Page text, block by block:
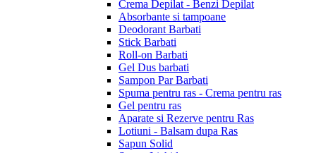
Crema Depilat - Benzi Depilat
Absorbante si tampoane
Deodorant Barbati
Stick Barbati
Roll-on Barbati
Gel Dus barbati
Sampon Par Barbati
Spuma pentru ras - Crema pentru ras
Gel pentru ras
Aparate si Rezerve pentru Ras
Lotiuni - Balsam dupa Ras
Sapun Solid